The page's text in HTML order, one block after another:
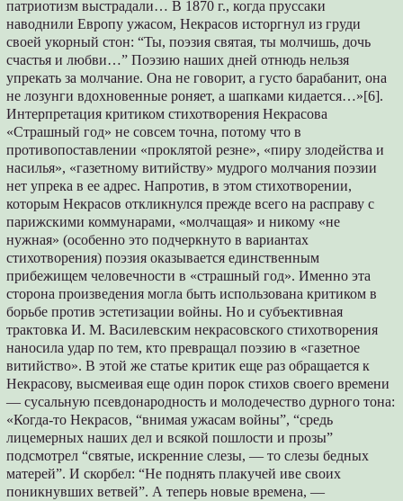
патриотизм выстрадали… В 1870 г., когда пруссаки
наводнили Европу ужасом, Некрасов исторгнул из груди
своей укорный стон: “Ты, поэзия святая, ты молчишь, дочь
счастья и любви…” Поэзию наших дней отнюдь нельзя
упрекать за молчание. Она нe говорит, а густо барабанит, она
не лозунги вдохновенные роняет, а шапками кидается…»[6].
Интерпретация критиком стихотворения Некрасова
«Страшный год» не совсем точна, потому что в
противопоставлении «проклятой резне», «пиру злодейства и
насилья», «газетному витийству» мудрого молчания поэзии
нет упрека в ее адрес. Напротив, в этом стихотворении,
которым Некрасов откликнулся прежде всего на расправу с
парижскими коммунарами, «молчащая» и никому «не
нужная» (особенно это подчеркнуто в вариантах
стихотворения) поэзия оказывается единственным
прибежищем человечности в «страшный год». Именно эта
сторона произведения могла быть использована критиком в
борьбе против эстетизации войны. Но и субъективная
трактовка И. М. Василевским некрасовского стихотворения
наносила удар по тем, кто превращал поэзию в «газетное
витийство». В этой же статье критик еще раз обращается к
Некрасову, высмеивая еще один порок стихов своего времени
— сусальную псевдонародность и молодечество дурного тона:
«Когда-то Некрасов, “внимая ужасам войны”, “средь
лицемерных наших дел и всякой пошлости и прозы”
подсмотрел “святые, искренние слезы, — то слезы бедных
матерей”. И скорбел: “Не поднять плакучей иве своих
поникнувших ветвей”. А теперь новые времена, —